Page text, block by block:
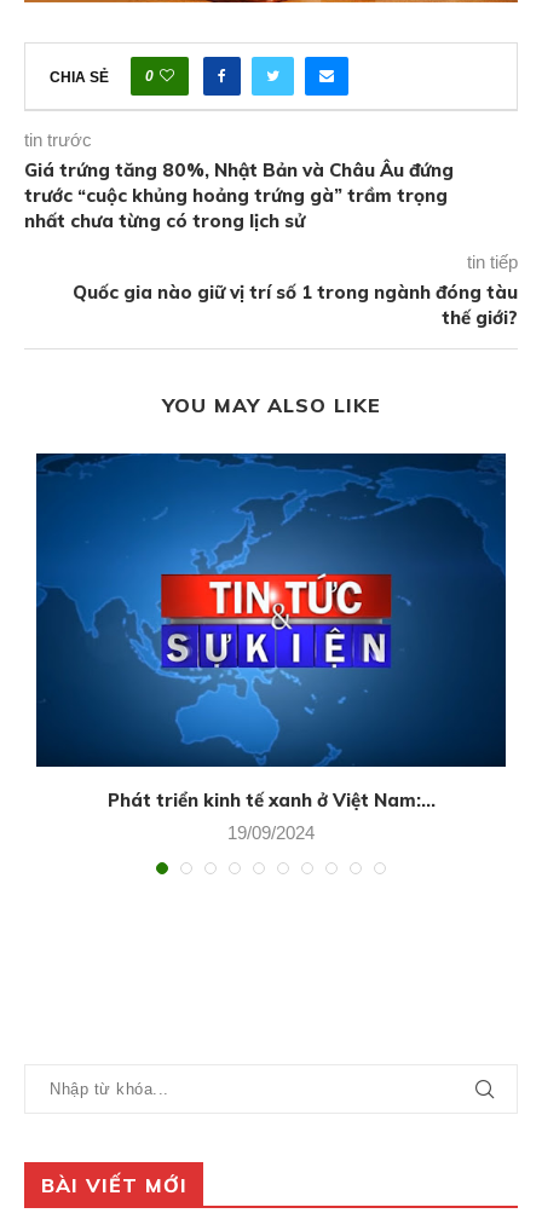
CHIA SẺ 0
tin trước
Giá trứng tăng 80%, Nhật Bản và Châu Âu đứng
trước “cuộc khủng hoảng trứng gà” trầm trọng
nhất chưa từng có trong lịch sử
tin tiếp
Quốc gia nào giữ vị trí số 1 trong ngành đóng tàu
thế giới?
YOU MAY ALSO LIKE
Phát triển kinh tế xanh ở Việt Nam:...
19/09/2024
BÀI VIẾT MỚI